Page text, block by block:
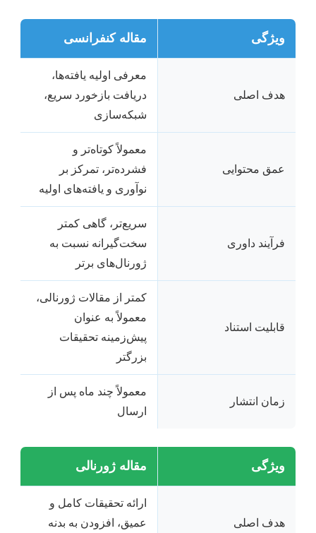
ویژگی مقاله کنفرانسی
هدف اصلی
معرفی اولیه یافته‌ها،
دریافت بازخورد سریع،
شبکه‌سازی
عمق محتوایی
معمولاً کوتاه‌تر و
فشرده‌تر، تمرکز بر
نوآوری و یافته‌های اولیه
فرآیند داوری
سریع‌تر، گاهی کمتر
سخت‌گیرانه نسبت به
ژورنال‌های برتر
قابلیت استناد
کمتر از مقالات ژورنالی،
معمولاً به عنوان
پیش‌زمینه تحقیقات
بزرگتر
زمان انتشار
معمولاً چند ماه پس از
ارسال
ویژگی مقاله ژورنالی
هدف اصلی
ارائه تحقیقات کامل و
عمیق، افزودن به بدنه